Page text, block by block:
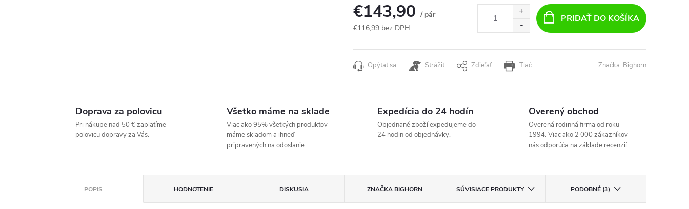
€143,90 / pár
€116,99 bez DPH
cena:
PRIDAŤ DO KOŠÍKA
Tlač
Opýtať sa Strážiť Zdieľať Značka: Bighorn
Doprava za polovicu
Pri nákupe nad 50 € zaplatíme
polovicu dopravy za Vás.
Všetko máme na sklade
Viac ako 95% všetkých produktov
máme skladom a ihneď
pripravených na odoslanie.
Expedícia do 24 hodín
Objednané zboží expedujeme do
24 hodin od objednávky.
Overený obchod
Overená rodinná firma od roku
1994. Viac ako 2 000 zákazníkov
nás odporúča na základe recenzií.
POPIS HODNOTENIE DISKUSIA ZNAČKA BIGHORN SÚVISIACE PRODUKTY PODOBNÉ (3)